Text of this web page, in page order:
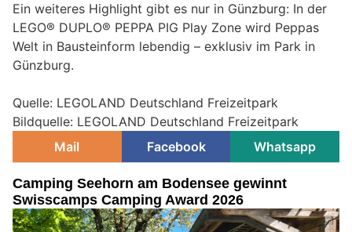
Ein weiteres Highlight gibt es nur in Günzburg: In der
LEGO® DUPLO® PEPPA PIG Play Zone wird Peppas
Welt in Bausteinform lebendig – exklusiv im Park in
Günzburg.
Quelle: LEGOLAND Deutschland Freizeitpark
Bildquelle: LEGOLAND Deutschland Freizeitpark
Mail
Facebook Whatsapp
Camping Seehorn am Bodensee gewinnt
Swisscamps Camping Award 2026